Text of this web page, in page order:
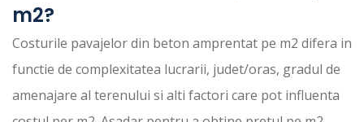
m2?
Costurile pavajelor din beton amprentat pe m2 difera in
functie de complexitatea lucrarii, judet/oras, gradul de
amenajare al terenului si alti factori care pot influenta